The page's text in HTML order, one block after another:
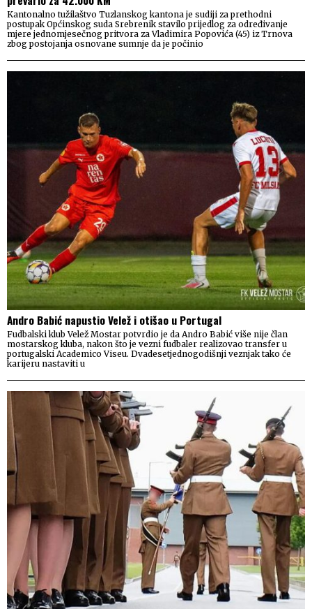
Kantonalno tužilaštvo Tuzlanskog kantona je sudiji za prethodni
postupak Općinskog suda Srebrenik stavilo prijedlog za određivanje
mjere jednomjesečnog pritvora za Vladimira Popovića (45) iz Trnova
zbog postojanja osnovane sumnje da je počinio
Andro Babić napustio Velež i otišao u Portugal
Fudbalski klub Velež Mostar potvrdio je da Andro Babić više nije član
mostarskog kluba, nakon što je vezni fudbaler realizovao transfer u
portugalski Academico Viseu. Dvadesetjednogodišnji veznjak tako će
karijeru nastaviti u